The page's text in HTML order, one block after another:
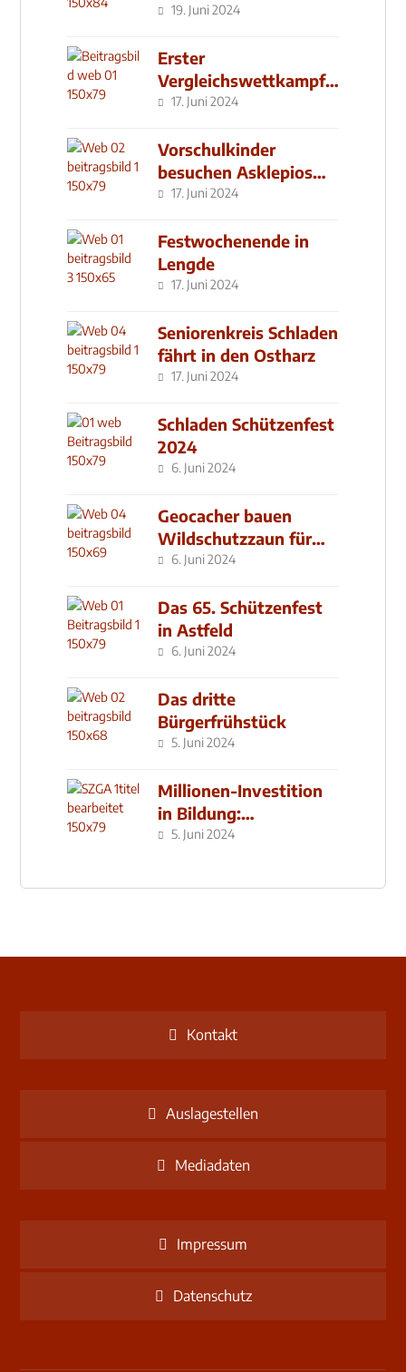
19. Juni 2024
Erster
Vergleichswettkampf
seit 2019
17. Juni 2024
Vorschulkinder
besuchen Asklepios
Klinik
17. Juni 2024
Festwochenende in
Lengde
17. Juni 2024
Seniorenkreis Schladen
fährt in den Ostharz
17. Juni 2024
Schladen Schützenfest
2024
6. Juni 2024
Geocacher bauen
Wildschutzzaun für
den MachMit! Wald
6. Juni 2024
Das 65. Schützenfest
in Astfeld
6. Juni 2024
Das dritte
Bürgerfrühstück
5. Juni 2024
Millionen-Investition
in Bildung:
Schulzentrum-Neubau
5. Juni 2024
Kontakt
Auslagestellen
Mediadaten
Impressum
Datenschutz